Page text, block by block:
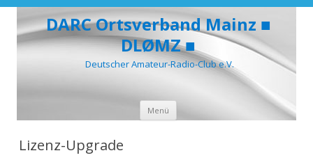
DARC Ortsverband Mainz ■
DLØMZ ■
Deutscher Amateur-Radio-Club e.V.
Menü
springen
Lizenz-Upgrade